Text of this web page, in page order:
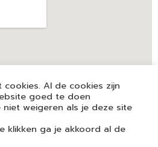
Al de cookies zijn
goed te doen
weigeren als je deze site
klikken ga je akkoord al de